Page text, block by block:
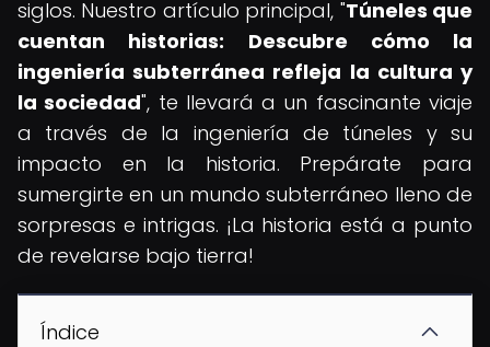
siglos. Nuestro artículo principal, "Túneles que
cuentan historias: Descubre cómo la
ingeniería subterránea refleja la cultura y
la sociedad", te llevará a un fascinante viaje
a través de la ingeniería de túneles y su
impacto en la historia. Prepárate para
sumergirte en un mundo subterráneo lleno de
sorpresas e intrigas. ¡La historia está a punto
de revelarse bajo tierra!
Índice